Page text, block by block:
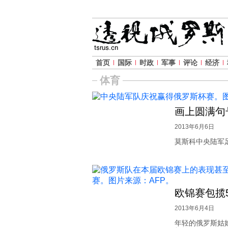
首页 国际 时政 军事 评论 经济
体育
画上圆满句
2013年6月6日
莫斯科中央陆军
欧锦赛包
2013年6月4日
年轻的俄罗斯姑